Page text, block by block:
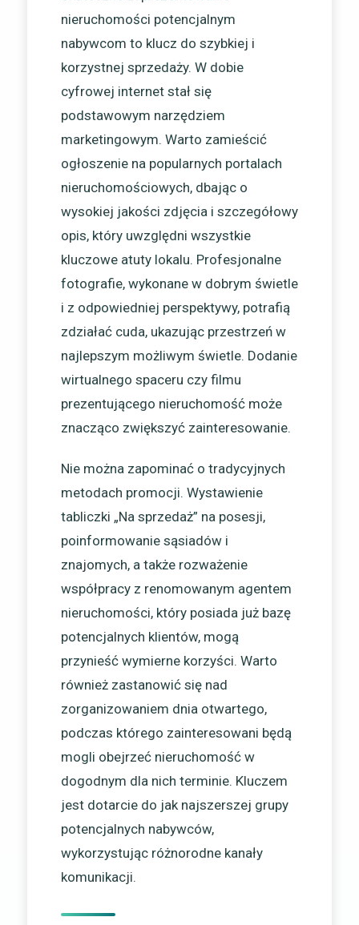
nieruchomości potencjalnym
nabywcom to klucz do szybkiej i
korzystnej sprzedaży. W dobie
cyfrowej internet stał się
podstawowym narzędziem
marketingowym. Warto zamieścić
ogłoszenie na popularnych portalach
nieruchomościowych, dbając o
wysokiej jakości zdjęcia i szczegółowy
opis, który uwzględni wszystkie
kluczowe atuty lokalu. Profesjonalne
fotografie, wykonane w dobrym świetle
i z odpowiedniej perspektywy, potrafią
zdziałać cuda, ukazując przestrzeń w
najlepszym możliwym świetle. Dodanie
wirtualnego spaceru czy filmu
prezentującego nieruchomość może
znacząco zwiększyć zainteresowanie.
Nie można zapominać o tradycyjnych
metodach promocji. Wystawienie
tabliczki „Na sprzedaż” na posesji,
poinformowanie sąsiadów i
znajomych, a także rozważenie
współpracy z renomowanym agentem
nieruchomości, który posiada już bazę
potencjalnych klientów, mogą
przynieść wymierne korzyści. Warto
również zastanowić się nad
zorganizowaniem dnia otwartego,
podczas którego zainteresowani będą
mogli obejrzeć nieruchomość w
dogodnym dla nich terminie. Kluczem
jest dotarcie do jak najszerszej grupy
potencjalnych nabywców,
wykorzystując różnorodne kanały
komunikacji.